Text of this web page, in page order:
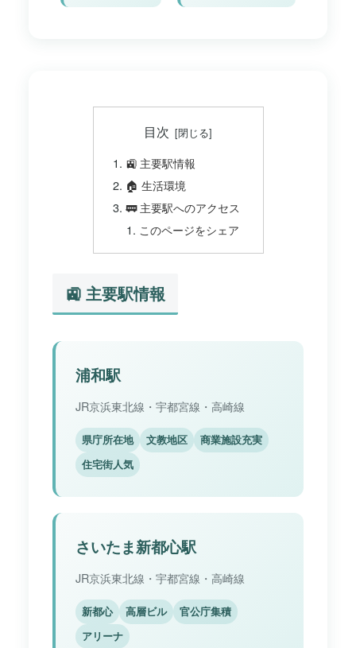
目次
🚉 主要駅情報
🏠 生活環境
🚃 主要駅へのアクセス
このページをシェア
🚉 主要駅情報
浦和駅
JR京浜東北線・宇都宮線・高崎線
県庁所在地 文教地区
商業施設充実
住宅街人気
さいたま新都心駅
JR京浜東北線・宇都宮線・高崎線
新都心 高層ビル
官公庁集積
アリーナ